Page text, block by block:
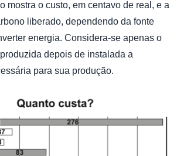
mostra o custo, em centavo de real, e a
liberado, dependendo da fonte
energia. Considera-se apenas o
depois de instalada a
para sua produção.